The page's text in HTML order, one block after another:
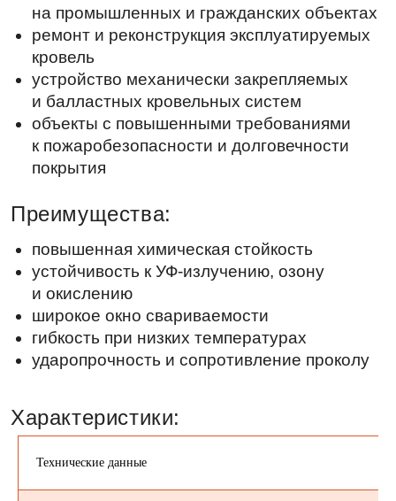
Преимущества:
Характеристики:
повышенная химическая стойкость
устойчивость к УФ-излучению, озону
и окислению
широкое окно свариваемости
гибкость при низких температурах
ударопрочность и сопротивление проколу
покрытия
Технические данные